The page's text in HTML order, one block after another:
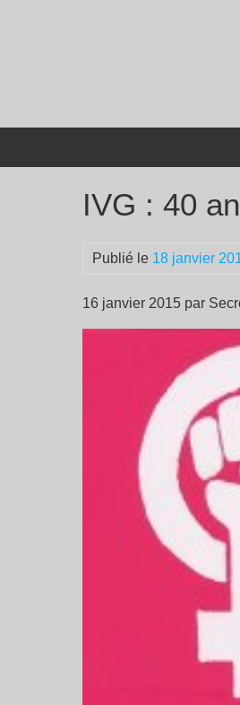
IVG : 40
Publié le 18 janvier
16 janvier 2015 par